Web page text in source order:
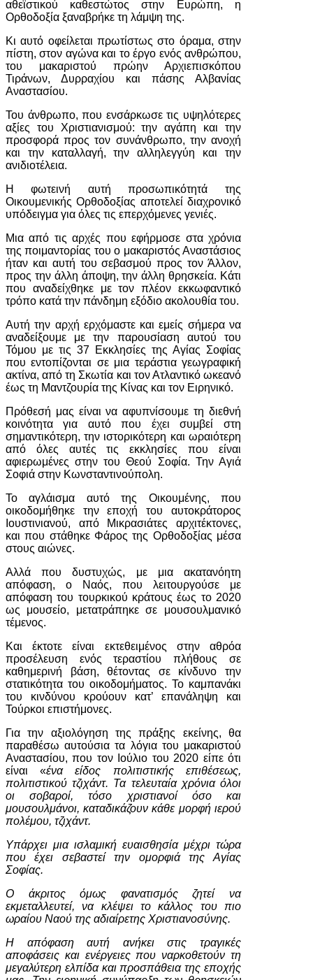
αθεϊστικού καθεστώτος στην Ευρώπη, η
Ορθοδοξία ξαναβρήκε τη λάμψη της.
Κι αυτό οφείλεται πρωτίστως στο όραμα, στην
πίστη, στον αγώνα και το έργο ενός ανθρώπου,
του μακαριστού πρώην Αρχιεπισκόπου
Τιράνων, Δυρραχίου και πάσης Αλβανίας
Αναστασίου.
Του άνθρωπο, που ενσάρκωσε τις υψηλότερες
αξίες του Χριστιανισμού: την αγάπη και την
προσφορά προς τον συνάνθρωπο, την ανοχή
και την καταλλαγή, την αλληλεγγύη και την
ανιδιοτέλεια.
Η φωτεινή αυτή προσωπικότητά της
Οικουμενικής Ορθοδοξίας αποτελεί διαχρονικό
υπόδειγμα για όλες τις επερχόμενες γενιές.
Μια από τις αρχές που εφήρμοσε στα χρόνια
της ποιμαντορίας του ο μακαριστός Αναστάσιος
ήταν και αυτή του σεβασμού προς τον Άλλον,
προς την άλλη άποψη, την άλλη θρησκεία. Κάτι
που αναδείχθηκε με τον πλέον εκκωφαντικό
τρόπο κατά την πάνδημη εξόδιο ακολουθία του.
Αυτή την αρχή ερχόμαστε και εμείς σήμερα να
αναδείξουμε με την παρουσίαση αυτού του
Τόμου με τις 37 Εκκλησίες της Αγίας Σοφίας
που εντοπίζονται σε μια τεράστια γεωγραφική
ακτίνα, από τη Σκωτία και τον Ατλαντικό ωκεανό
έως τη Μαντζουρία της Κίνας και τον Ειρηνικό.
Πρόθεσή μας είναι να αφυπνίσουμε τη διεθνή
κοινότητα για αυτό που έχει συμβεί στη
σημαντικότερη, την ιστορικότερη και ωραιότερη
από όλες αυτές τις εκκλησίες που είναι
αφιερωμένες στην του Θεού Σοφία. Την Αγιά
Σοφιά στην Κωνσταντινούπολη.
Το αγλάισμα αυτό της Οικουμένης, που
οικοδομήθηκε την εποχή του αυτοκράτορος
Ιουστινιανού, από Μικρασιάτες αρχιτέκτονες,
και που στάθηκε Φάρος της Ορθοδοξίας μέσα
στους αιώνες.
Αλλά που δυστυχώς, με μια ακατανόητη
απόφαση, ο Ναός, που λειτουργούσε με
απόφαση του τουρκικού κράτους έως το 2020
ως μουσείο, μετατράπηκε σε μουσουλμανικό
τέμενος.
Και έκτοτε είναι εκτεθειμένος στην αθρόα
προσέλευση ενός τεραστίου πλήθους σε
καθημερινή βάση, θέτοντας σε κίνδυνο την
στατικότητα του οικοδομήματος. Το καμπανάκι
του κινδύνου κρούουν κατ’ επανάληψη και
Τούρκοι επιστήμονες.
Για την αξιολόγηση της πράξης εκείνης, θα
παραθέσω αυτούσια τα λόγια του μακαριστού
Αναστασίου, που τον Ιούλιο του 2020 είπε ότι
είναι «ένα είδος πολιτιστικής επιθέσεως,
πολιτιστικού τζιχάντ. Τα τελευταία χρόνια όλοι
οι σοβαροί, τόσο χριστιανοί όσο και
μουσουλμάνοι, καταδικάζουν κάθε μορφή ιερού
πολέμου, τζιχάντ.
Υπάρχει μια ισλαμική ευαισθησία μέχρι τώρα
που έχει σεβαστεί την ομορφιά της Αγίας
Σοφίας.
Ο άκριτος όμως φανατισμός ζητεί να
εκμεταλλευτεί, να κλέψει το κάλλος του πιο
ωραίου Ναού της αδιαίρετης Χριστιανοσύνης.
Η απόφαση αυτή ανήκει στις τραγικές
αποφάσεις και ενέργειες που ναρκοθετούν τη
μεγαλύτερη ελπίδα και προσπάθεια της εποχής